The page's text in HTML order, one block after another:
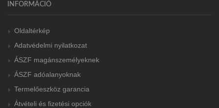
INFORMÁCIÓ
Oldaltérkép
Adatvédelmi nyilatkozat
ÁSZF magánszemélyeknek
ÁSZF adóalanyoknak
Termelőeszköz garancia
Átvételi és fizetési opciók